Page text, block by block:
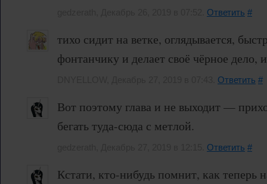
Ответить #
тихо сидит на ветке, оглядывается,
фонтанчику и делает своё чёрное дело,
Ответить #
Вот поэтому глава и не выходит —
бегать туда-сюда с метлой.
Ответить #
Кстати, кто-нибудь помнит, как теперь